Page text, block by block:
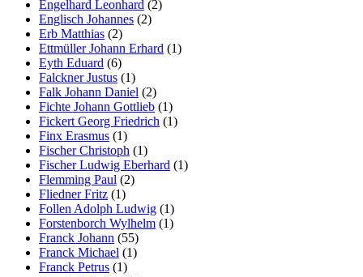
Engelhard Leonhard (2)
Englisch Johannes (2)
Erb Matthias (2)
Ettmüller Johann Erhard (1)
Eyth Eduard (6)
Falckner Justus (1)
Falk Johann Daniel (2)
Fichte Johann Gottlieb (1)
Fickert Georg Friedrich (1)
Finx Erasmus (1)
Fischer Christoph (1)
Fischer Ludwig Eberhard (1)
Flemming Paul (2)
Fliedner Fritz (1)
Follen Adolph Ludwig (1)
Forstenborch Wylhelm (1)
Franck Johann (55)
Franck Michael (1)
Franck Petrus (1)